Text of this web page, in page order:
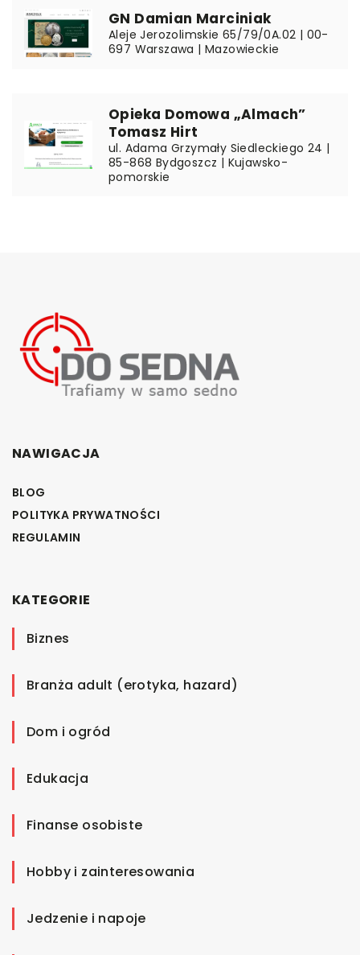
GN Damian Marciniak
Aleje Jerozolimskie 65/79/0A.02 | 00-
697 Warszawa | Mazowieckie
Opieka Domowa „Almach”
Tomasz Hirt
ul. Adama Grzymały Siedleckiego 24 |
85-868 Bydgoszcz | Kujawsko-
pomorskie
NAWIGACJA
BLOG
POLITYKA PRYWATNOŚCI
REGULAMIN
KATEGORIE
Biznes
Branża adult (erotyka, hazard)
Dom i ogród
Edukacja
Finanse osobiste
Hobby i zainteresowania
Jedzenie i napoje